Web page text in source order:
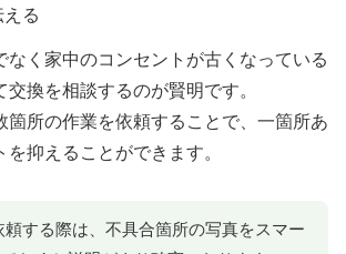
える
なく家中のコンセントが古くなっている
換を相談するのが賢明です。
箇所の作業を依頼することで、一箇所あ
抑えることができます。
する際は、不具合箇所の写真をスマー